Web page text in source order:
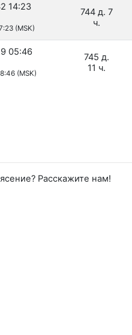
14:23
(MSK)
744 д. 7
ч.
05:46
(MSK)
745 д.
11 ч.
Расскажите нам!